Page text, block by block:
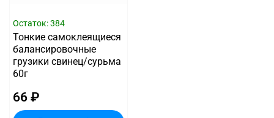
Остаток: 384
Тонкие самоклеящиеся
балансировочные
грузики свинец/сурьма
60г
66 ₽